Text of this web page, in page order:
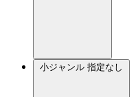
小ジャンル 指定なし